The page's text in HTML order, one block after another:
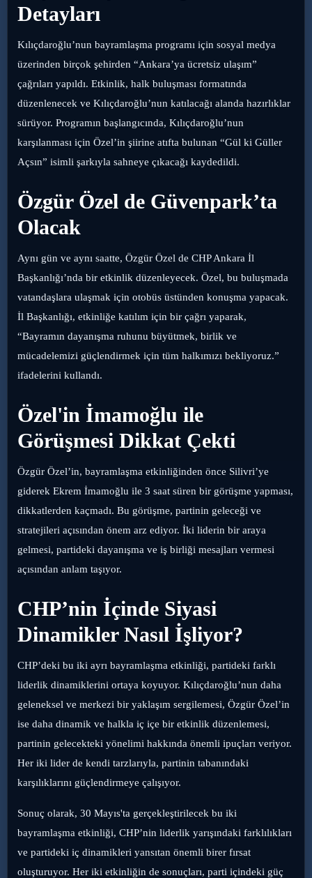
Detayları
Kılıçdaroğlu’nun bayramlaşma programı için sosyal medya
üzerinden birçok şehirden “Ankara’ya ücretsiz ulaşım”
çağrıları yapıldı. Etkinlik, halk buluşması formatında
düzenlenecek ve Kılıçdaroğlu’nun katılacağı alanda hazırlıklar
sürüyor. Programın başlangıcında, Kılıçdaroğlu’nun
karşılanması için Özel’in şiirine atıfta bulunan “Gül ki Güller
Açsın” isimli şarkıyla sahneye çıkacağı kaydedildi.
Özgür Özel de Güvenpark’ta
Olacak
Aynı gün ve aynı saatte, Özgür Özel de CHP Ankara İl
Başkanlığı’nda bir etkinlik düzenleyecek. Özel, bu buluşmada
vatandaşlara ulaşmak için otobüs üstünden konuşma yapacak.
İl Başkanlığı, etkinliğe katılım için bir çağrı yaparak,
“Bayramın dayanışma ruhunu büyütmek, birlik ve
mücadelemizi güçlendirmek için tüm halkımızı bekliyoruz.”
ifadelerini kullandı.
Özel'in İmamoğlu ile
Görüşmesi Dikkat Çekti
Özgür Özel’in, bayramlaşma etkinliğinden önce Silivri’ye
giderek Ekrem İmamoğlu ile 3 saat süren bir görüşme yapması,
dikkatlerden kaçmadı. Bu görüşme, partinin geleceği ve
stratejileri açısından önem arz ediyor. İki liderin bir araya
gelmesi, partideki dayanışma ve iş birliği mesajları vermesi
açısından anlam taşıyor.
CHP’nin İçinde Siyasi
Dinamikler Nasıl İşliyor?
CHP’deki bu iki ayrı bayramlaşma etkinliği, partideki farklı
liderlik dinamiklerini ortaya koyuyor. Kılıçdaroğlu’nun daha
geleneksel ve merkezi bir yaklaşım sergilemesi, Özgür Özel’in
ise daha dinamik ve halkla iç içe bir etkinlik düzenlemesi,
partinin gelecekteki yönelimi hakkında önemli ipuçları veriyor.
Her iki lider de kendi tarzlarıyla, partinin tabanındaki
karşılıklarını güçlendirmeye çalışıyor.
Sonuç olarak, 30 Mayıs'ta gerçekleştirilecek bu iki
bayramlaşma etkinliği, CHP’nin liderlik yarışındaki farklılıkları
ve partideki iç dinamikleri yansıtan önemli birer fırsat
oluşturuyor. Her iki etkinliğin de sonuçları, parti içindeki güç